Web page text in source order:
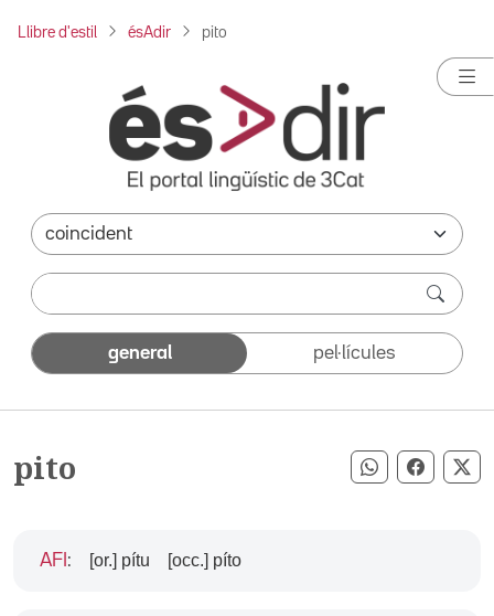
Llibre d'estil ésAdir pito
general pel·lícules
pito Compartir
AFI : [or.] pítu [occ.] píto